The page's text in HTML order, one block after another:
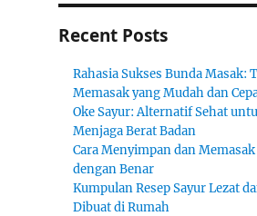
Recent Posts
Rahasia Sukses Bunda Masak:
Memasak yang Mudah dan
Oke Sayur: Alternatif Sehat
Menjaga Berat Badan
Cara Menyimpan dan Memasak
dengan Benar
Kumpulan Resep Sayur Lezat
Dibuat di Rumah